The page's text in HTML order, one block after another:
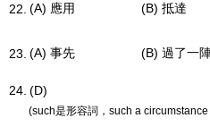
22. (A) 應用 (B) 抵達
23. (A) 事先 (B) 過了一
24. (D)
(such是形容詞，such a